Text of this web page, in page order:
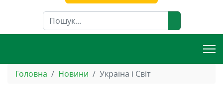
Пошук
Головна Новини Україна і Світ